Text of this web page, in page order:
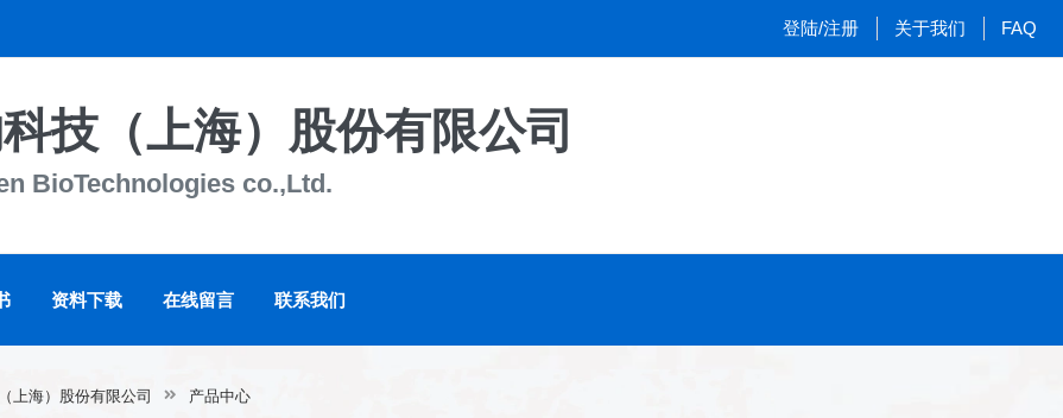
登陆/注册 关于我们 FAQ
技（上海）股份有限公司
BioTechnologies co.,Ltd.
资料下载 在线留言 联系我们
上海）股份有限公司 产品中心